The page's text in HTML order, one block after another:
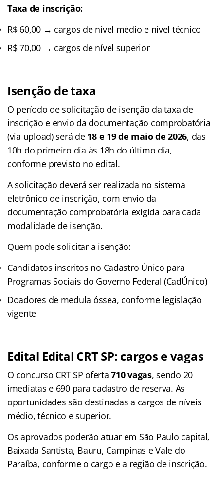
Taxa de inscrição:
R$ 60,00 → cargos de nível médio e nível técnico
R$ 70,00 → cargos de nível superior
Isenção de taxa
O período de solicitação de isenção da taxa de
inscrição e envio da documentação comprobatória
(via upload) será de 18 e 19 de maio de 2026, das
10h do primeiro dia às 18h do último dia,
conforme previsto no edital.
A solicitação deverá ser realizada no sistema
eletrônico de inscrição, com envio da
documentação comprobatória exigida para cada
modalidade de isenção.
Quem pode solicitar a isenção:
Candidatos inscritos no Cadastro Único para
Programas Sociais do Governo Federal (CadÚnico)
Doadores de medula óssea, conforme legislação
vigente
Edital Edital CRT SP: cargos e vagas
O concurso CRT SP oferta710 vagas, sendo 20
imediatas e 690 para cadastro de reserva. As
oportunidades são destinadas a cargos de níveis
médio, técnico e superior.
Os aprovados poderão atuar em São Paulo capital,
Baixada Santista, Bauru, Campinas e Vale do
Paraíba, conforme o cargo e a região de inscrição.